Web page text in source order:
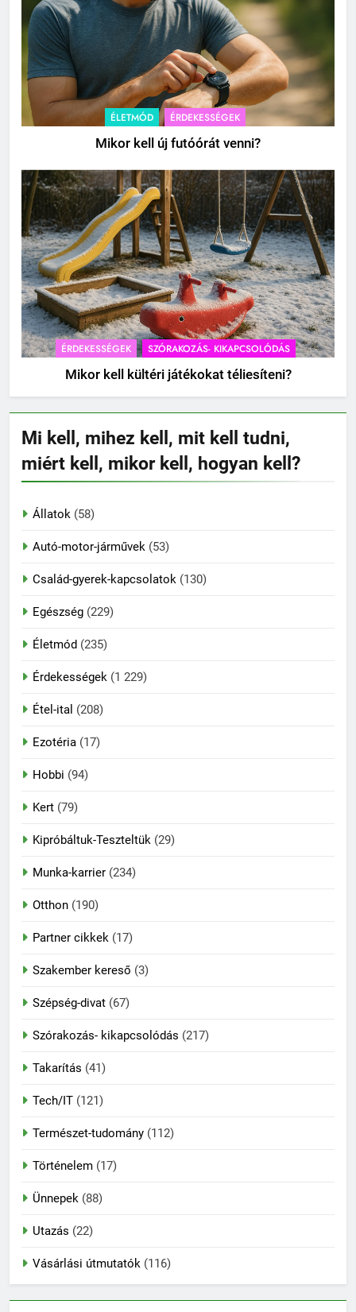
ÉLETMÓD ÉRDEKESSÉGEK
Mikor kell új futóórát venni?
ÉRDEKESSÉGEK SZÓRAKOZÁS- KIKAPCSOLÓDÁS
Mikor kell kültéri játékokat téliesíteni?
Mi kell, mihez kell, mit kell tudni,
miért kell, mikor kell, hogyan kell?
Állatok (58)
Autó-motor-járművek (53)
Család-gyerek-kapcsolatok (130)
Egészség (229)
Életmód (235)
Érdekességek (1 229)
Étel-ital (208)
Ezotéria (17)
Hobbi (94)
Kert (79)
Kipróbáltuk-Teszteltük (29)
Munka-karrier (234)
Otthon (190)
Partner cikkek (17)
Szakember kereső (3)
Szépség-divat (67)
Szórakozás- kikapcsolódás (217)
Takarítás (41)
Tech/IT (121)
Természet-tudomány (112)
Történelem (17)
Ünnepek (88)
Utazás (22)
Vásárlási útmutatók (116)